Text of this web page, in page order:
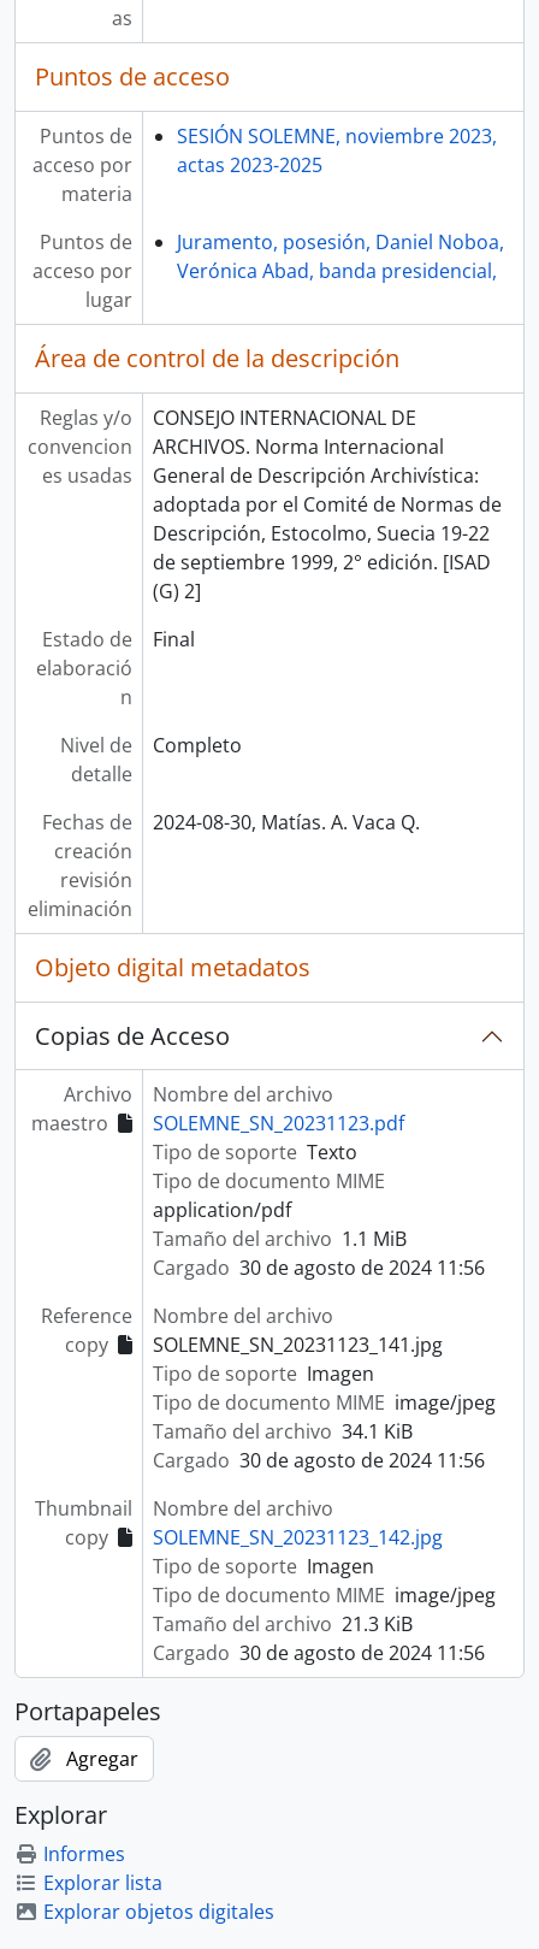
as
Puntos de acceso
Puntos de
acceso por
materia
SESIÓN SOLEMNE, noviembre 2023,
actas 2023-2025
Puntos de
acceso por
lugar
Juramento, posesión, Daniel Noboa,
Verónica Abad, banda presidencial,
Área de control de la descripción
Reglas y/o
convencion
es usadas
CONSEJO INTERNACIONAL DE
ARCHIVOS. Norma Internacional
General de Descripción Archivística:
adoptada por el Comité de Normas de
Descripción, Estocolmo, Suecia 19-22
de septiembre 1999, 2° edición. [ISAD
(G) 2]
Estado de
elaboració
n
Final
Nivel de
detalle
Completo
Fechas de
creación
revisión
eliminación
2024-08-30, Matías. A. Vaca Q.
Objeto digital metadatos
Copias de Acceso
Archivo
maestro
Nombre del archivo
SOLEMNE_SN_20231123.pdf
Tipo de soporte Texto
Tipo de documento MIME
application/pdf
Tamaño del archivo 1.1 MiB
Cargado 30 de agosto de 2024 11:56
Reference
copy
Nombre del archivo
SOLEMNE_SN_20231123_141.jpg
Tipo de soporte Imagen
Tipo de documento MIME image/jpeg
Tamaño del archivo 34.1 KiB
Cargado 30 de agosto de 2024 11:56
Thumbnail
copy
Nombre del archivo
SOLEMNE_SN_20231123_142.jpg
Tipo de soporte Imagen
Tipo de documento MIME image/jpeg
Tamaño del archivo 21.3 KiB
Cargado 30 de agosto de 2024 11:56
Portapapeles
Agregar
Explorar
Informes
Explorar lista
Explorar objetos digitales